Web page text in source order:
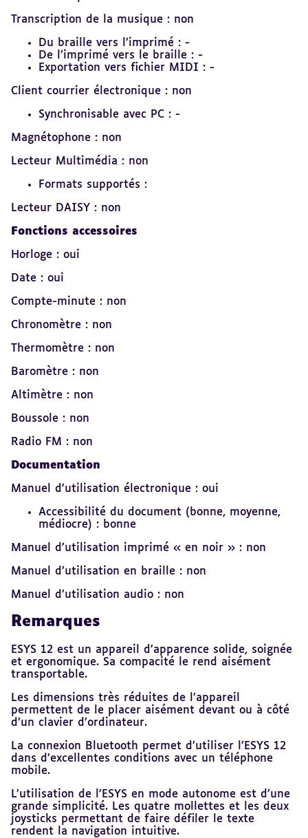
Transcription de la musique : non
Du braille vers l’imprimé : -
De l’imprimé vers le braille : -
Exportation vers fichier MIDI : -
Client courrier électronique : non
Synchronisable avec PC : -
Magnétophone : non
Lecteur Multimédia : non
Formats supportés :
Lecteur DAISY : non
Fonctions accessoires
Horloge : oui
Date : oui
Compte-minute : non
Chronomètre : non
Thermomètre : non
Baromètre : non
Altimètre : non
Boussole : non
Radio FM : non
Documentation
Manuel d’utilisation électronique : oui
Accessibilité du document (bonne, moyenne,
médiocre) : bonne
Manuel d’utilisation imprimé « en noir » : non
Manuel d’utilisation en braille : non
Manuel d’utilisation audio : non
Remarques
ESYS 12 est un appareil d’apparence solide, soignée
et ergonomique. Sa compacité le rend aisément
transportable.
Les dimensions très réduites de l’appareil
permettent de le placer aisément devant ou à côté
d’un clavier d’ordinateur.
La connexion Bluetooth permet d’utiliser l’ESYS 12
dans d’excellentes conditions avec un téléphone
mobile.
L’utilisation de l’ESYS en mode autonome est d’une
grande simplicité. Les quatre mollettes et les deux
joysticks permettant de faire défiler le texte
rendent la navigation intuitive.